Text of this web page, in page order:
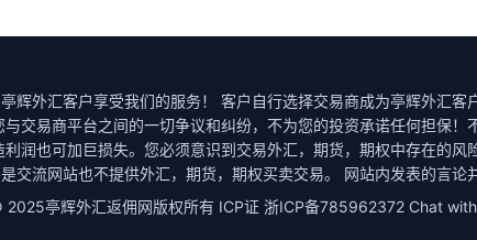
辉外汇客户享受我们的服务！ 客户自行选择交易商成为亭辉外汇
交易商平台之间的一切争议和纠纷，不为您的投资承诺任何担保
润也可加巨损失。您必须意识到交易外汇，期货，期权中存在的
交流网站也不提供外汇，期货，期权买卖交易。 网站内发表的言论
亭辉外汇返佣网版权所有 ICP证 浙ICP备785962372 Chat